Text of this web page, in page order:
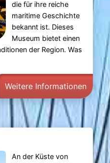
die für ihre reiche
maritime Geschichte
bekannt ist. Dieses
Museum bietet einen
der Region. Was
Weitere Informationen
An der Küste von